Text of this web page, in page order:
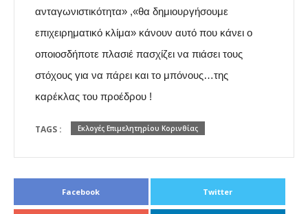
ανταγωνιστικότητα» ,«θα δημιουργήσουμε
επιχειρηματικό κλίμα» κάνουν αυτό που κάνει ο
οποιοσδήποτε πλασιέ πασχίζει να πιάσει τους
στόχους για να πάρει και το μπόνους…της
καρέκλας του προέδρου !
TAGS : Εκλογές Επιμελητηρίου Κορινθίας
Facebook Twitter